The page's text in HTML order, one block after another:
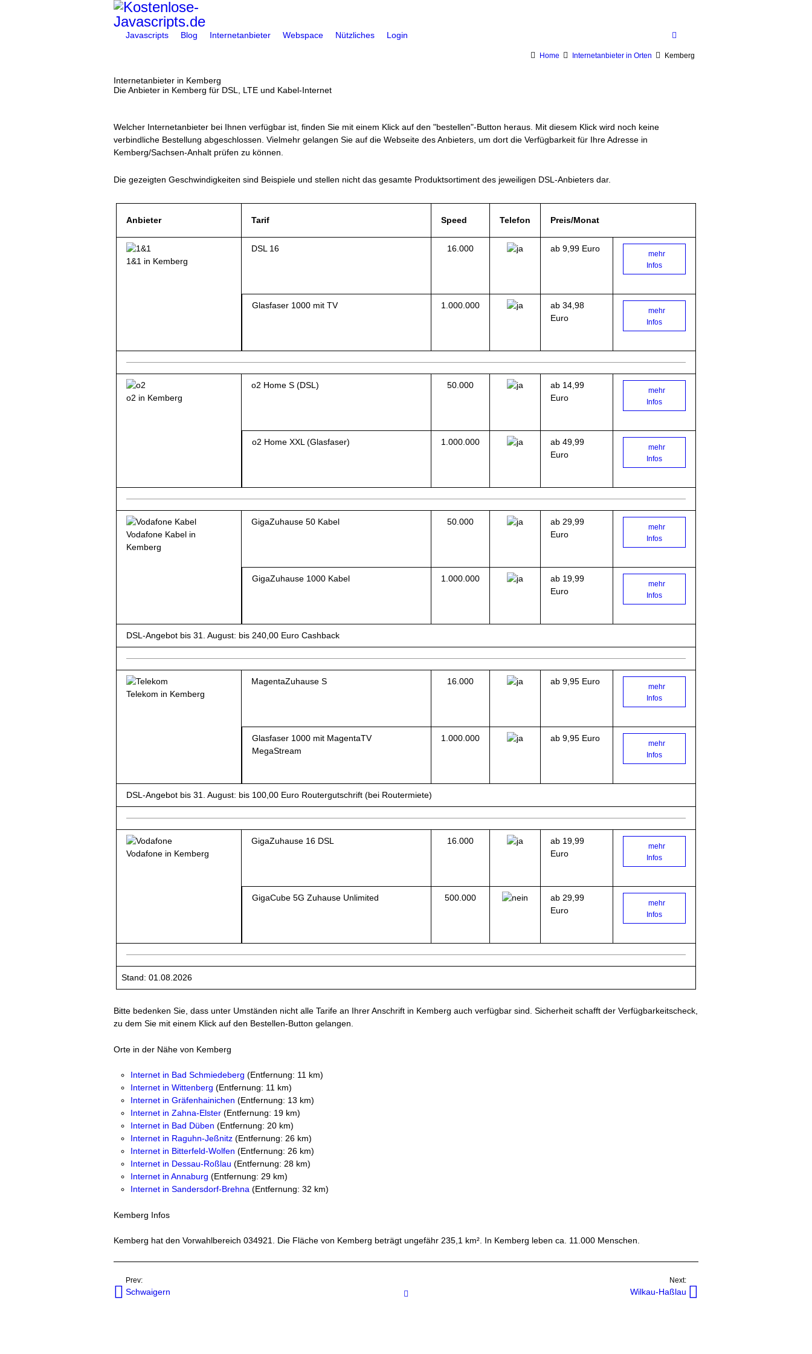
Javascripts Blog Internetanbieter Webspace Nützliches Login
Home Internetanbieter in Orten Kemberg
Internetanbieter in Kemberg
Die Anbieter in Kemberg für DSL, LTE und Kabel-Internet
Welcher Internetanbieter bei Ihnen verfügbar ist, finden Sie mit einem Klick auf den "bestellen"-Button heraus. Mit diesem Klick wird noch keine
verbindliche Bestellung abgeschlossen. Vielmehr gelangen Sie auf die Webseite des Anbieters, um dort die Verfügbarkeit für Ihre Adresse in
Kemberg/Sachsen-Anhalt prüfen zu können.
Die gezeigten Geschwindigkeiten sind Beispiele und stellen nicht das gesamte Produktsortiment des jeweiligen DSL-Anbieters dar.
Anbieter Tarif Speed Telefon Preis/Monat
1&1 in Kemberg
DSL 16 16.000 ab 9,99 Euro
mehr
Infos
Glasfaser 1000 mit TV 1.000.000
ab 34,98
Euro
mehr
Infos
o2 in Kemberg
o2 Home S (DSL) 50.000
ab 14,99
Euro
mehr
Infos
o2 Home XXL (Glasfaser) 1.000.000
ab 49,99
Euro
mehr
Infos
Vodafone Kabel in
Kemberg
GigaZuhause 50 Kabel 50.000
ab 29,99
Euro
mehr
Infos
GigaZuhause 1000 Kabel 1.000.000
ab 19,99
Euro
mehr
Infos
DSL-Angebot bis 31. August: bis 240,00 Euro Cashback
Telekom in Kemberg
MagentaZuhause S 16.000 ab 9,95 Euro
mehr
Infos
Glasfaser 1000 mit MagentaTV
MegaStream
1.000.000 ab 9,95 Euro
mehr
Infos
DSL-Angebot bis 31. August: bis 100,00 Euro Routergutschrift (bei Routermiete)
Vodafone in Kemberg
GigaZuhause 16 DSL 16.000
ab 19,99
Euro
mehr
Infos
GigaCube 5G Zuhause Unlimited 500.000
ab 29,99
Euro
mehr
Infos
Stand: 01.08.2026
Bitte bedenken Sie, dass unter Umständen nicht alle Tarife an Ihrer Anschrift in Kemberg auch verfügbar sind. Sicherheit schafft der Verfügbarkeitscheck,
zu dem Sie mit einem Klick auf den Bestellen-Button gelangen.
Orte in der Nähe von Kemberg
Internet in Bad Schmiedeberg (Entfernung: 11 km)
Internet in Wittenberg (Entfernung: 11 km)
Internet in Gräfenhainichen (Entfernung: 13 km)
Internet in Zahna-Elster (Entfernung: 19 km)
Internet in Bad Düben (Entfernung: 20 km)
Internet in Raguhn-Jeßnitz (Entfernung: 26 km)
Internet in Bitterfeld-Wolfen (Entfernung: 26 km)
Internet in Dessau-Roßlau (Entfernung: 28 km)
Internet in Annaburg (Entfernung: 29 km)
Internet in Sandersdorf-Brehna (Entfernung: 32 km)
Kemberg Infos
Kemberg hat den Vorwahlbereich 034921. Die Fläche von Kemberg beträgt ungefähr 235,1 km². In Kemberg leben ca. 11.000 Menschen.
Prev:
Schwaigern
Next:
Wilkau-Haßlau